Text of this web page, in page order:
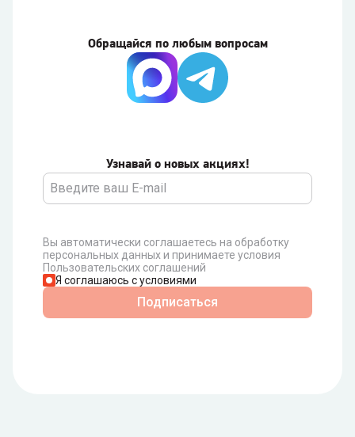
Узнавай о новых акциях!
Вы автоматически соглашаетесь на обработку
персональных данных и принимаете условия
Пользовательских соглашений
Я соглашаюсь с условиями
Подписаться
Обращайся по любым вопросам